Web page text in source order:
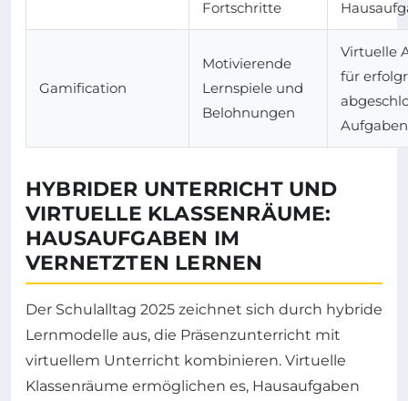
Fortschritte
Gamification
Motivierende
Lernspiele und
Belohnungen
Virtuelle
für
Aufgaben
HYBRIDER UNTERRICHT UND
VIRTUELLE KLASSENRÄUME:
HAUSAUFGABEN IM
VERNETZTEN LERNEN
Der Schulalltag 2025 zeichnet sich durch hybride
Lernmodelle aus, die Präsenzunterricht mit
virtuellem Unterricht kombinieren. Virtuelle
Klassenräume ermöglichen es, Hausaufgaben